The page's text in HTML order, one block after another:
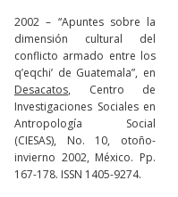
2002 – “Apuntes sobre la
dimensión cultural del
conflicto armado entre los
q’eqchi’ de Guatemala”, en
Desacatos, Centro de
Investigaciones Sociales en
Antropología Social
(CIESAS), No. 10, otoño-
invierno 2002, México. Pp.
167-178. ISSN 1405-9274.